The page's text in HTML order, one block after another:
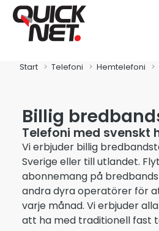
Start Telefoni Hemtelefoni
Billig
Telefoni med svenskt
Vi erbjuder billig
Sverige eller till utlandet.
abonnemang på
andra dyra operatörer för
varje månad. Vi erbjuder
att ha med traditionell fast